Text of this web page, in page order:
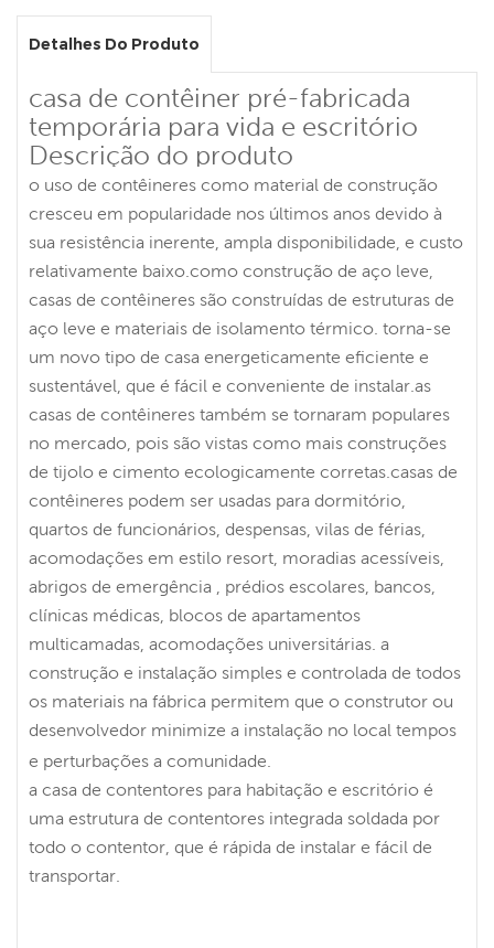
Detalhes Do Produto
casa de contêiner pré-fabricada
temporária para vida e escritório
Descrição do produto
o uso de contêineres como material de construção
cresceu em popularidade nos últimos anos devido à
sua resistência inerente, ampla disponibilidade, e custo
relativamente baixo.como construção de aço leve,
casas de contêineres são construídas de estruturas de
aço leve e materiais de isolamento térmico. torna-se
um novo tipo de casa energeticamente eficiente e
sustentável, que é fácil e conveniente de instalar.as
casas de contêineres também se tornaram populares
no mercado, pois são vistas como mais construções
de tijolo e cimento ecologicamente corretas.casas de
contêineres podem ser usadas para dormitório,
quartos de funcionários, despensas, vilas de férias,
acomodações em estilo resort, moradias acessíveis,
abrigos de emergência , prédios escolares, bancos,
clínicas médicas, blocos de apartamentos
multicamadas, acomodações universitárias. a
construção e instalação simples e controlada de todos
os materiais na fábrica permitem que o construtor ou
desenvolvedor minimize a instalação no local tempos
e perturbações a comunidade.
a casa de contentores para habitação e escritório é
uma estrutura de contentores integrada soldada por
todo o contentor, que é rápida de instalar e fácil de
transportar.